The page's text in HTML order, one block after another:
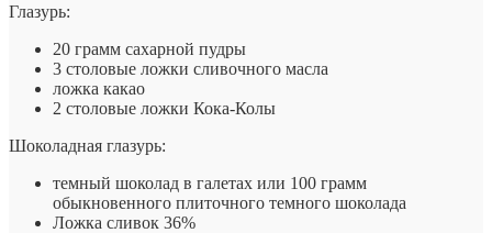
Глазурь:
20 грамм сахарной пудры
3 столовые ложки сливочного масла
ложка какао
2 столовые ложки Кока-Колы
Шоколадная глазурь:
темный шоколад в галетах или 100 грамм
обыкновенного плиточного темного шоколада
Ложка сливок 36%